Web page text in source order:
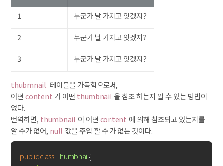
1 누군가 날 가지고 잇겠지?
2 누군가 날 가지고 잇겠지?
3 누군가 날 가지고 잇겠지?
thubmnail 테이블을 가독함으로써,
어떤content 가 어떤 thumbnail 을 참조 하는지 알 수 있는 방법이
없다.
번역하면, thumbnail 이 어떤content 에 의해 참조되고 있는지를
알 수가 없어, null 값을 주입 할 수 가 없는 것이다.
publicclassThumbnail{